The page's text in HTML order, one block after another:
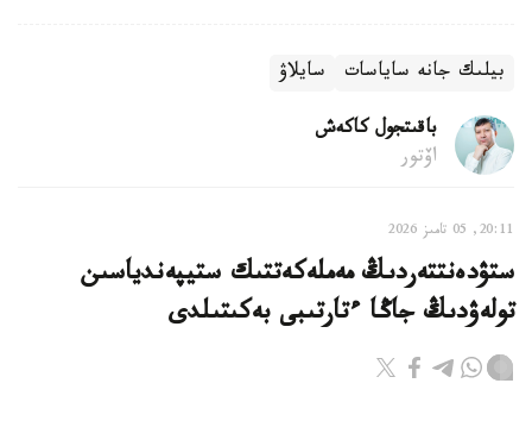
بيلىك جانە ساياسات سايلاۋ
باقىتجول كاكەش
اۆتور
20:11, 05 تامىز 2026
ستۋدەنتتەردىڭ مەملەكەتتىك ستيپەندياسىن
تولەۋدىڭ جاڭا ءتارتىبى بەكىتىلدى